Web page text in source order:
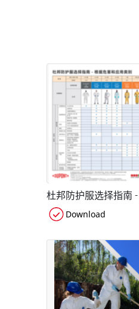
杜邦防护服选择指南
Download